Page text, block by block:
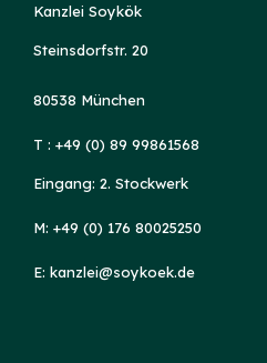
Kanzlei Soykök
Steinsdorfstr. 20
80538 München
T : +49 (0) 89 99861568
Eingang: 2. Stockwerk
M: +49 (0) 176 80025250
E: kanzlei@soykoek.de